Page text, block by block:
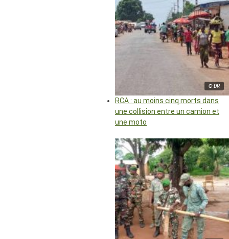
© DR
RCA : au moins cinq morts dans
une collision entre un camion et
une moto